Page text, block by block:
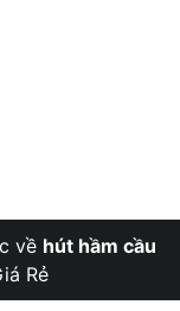
về hút hầm cầu
Rẻ